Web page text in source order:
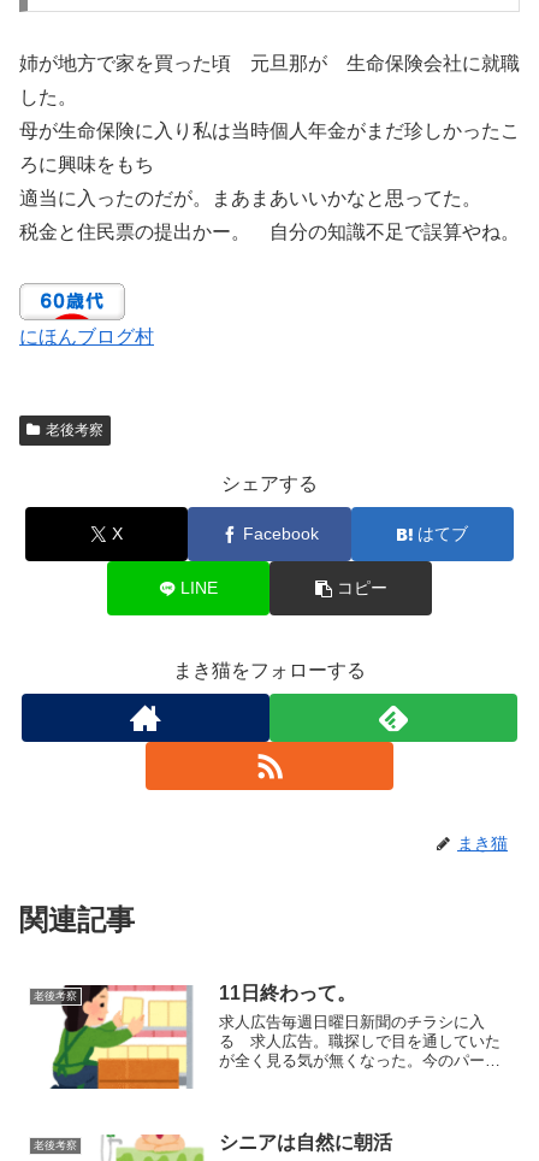
姉が地方で家を買った頃 元旦那が 生命保険会社に就職
した。
母が生命保険に入り私は当時個人年金がまだ珍しかったこ
ろに興味をもち
適当に入ったのだが。まあまあいいかなと思ってた。
税金と住民票の提出かー。 自分の知識不足で誤算やね。
にほんブログ村
老後考察
シェアする
X Facebook はてブ
LINE コピー
まき猫をフォローする
まき猫
関連記事
老後考察 11日終わって。
求人広告毎週日曜日新聞のチラシに入
る 求人広告。職探しで目を通していた
が全く見る気が無くなった。今のパート
感じず 今時点満足して、辞...
老後考察 シニアは自然に朝活